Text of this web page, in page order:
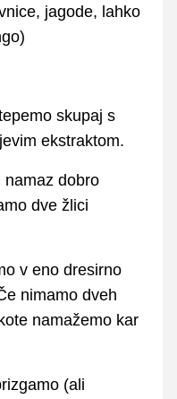
jagode, lahko
skupaj s
ekstraktom.
namaz dobro
dve žlici
v eno dresirno
nimamo dveh
namažemo kar
(ali